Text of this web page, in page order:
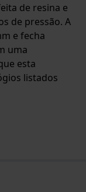
de resina e
de pressão. A
e fecha
uma
esta
listados